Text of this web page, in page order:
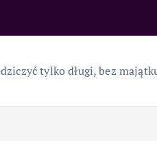
tylko długi, bez